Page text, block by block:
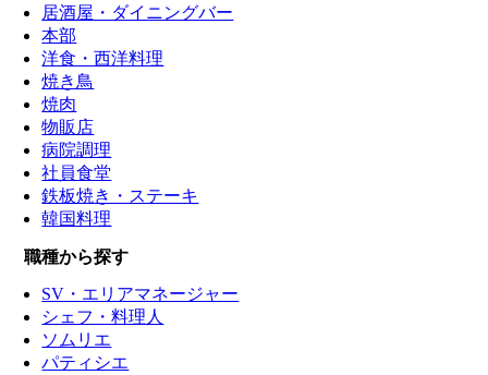
居酒屋・ダイニングバー
本部
洋食・西洋料理
焼き鳥
焼肉
物販店
病院調理
社員食堂
鉄板焼き・ステーキ
韓国料理
職種から探す
SV・エリアマネージャー
シェフ・料理人
ソムリエ
パティシエ